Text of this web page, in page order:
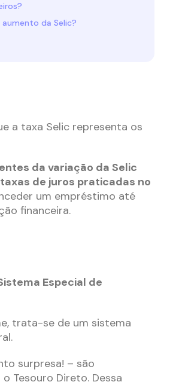
da Selic?
a taxa Selic representa os
da variação da Selic
de juros praticadas no
um empréstimo até
financeira.
Especial de
trata-se de um sistema
surpresa! – são
Tesouro Direto. Dessa